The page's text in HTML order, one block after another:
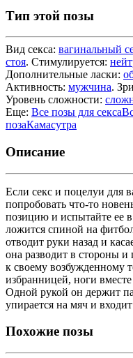
Тип этой позы
Вид секса: вагинальный
стоя. Стимулируется:
Дополнительные ласки:
Активность: мужчина.
Уровень сложности:
Еще: Все позы для секса
позаКамасутра
Описание
Если секс и поцелуи для
попробовать что-то
позицию и испытайте ее
ложится спиной на
отводит руки назад и
она разводит в стороны
к своему возбужденному
избранницей, ноги
Одной рукой он держит
упирается на мяч и
Похожие позы